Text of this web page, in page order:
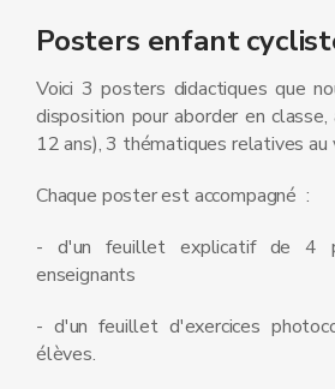
Posters enfant
Voici 3 posters didactiques que
disposition pour aborder en
12 ans), 3 thématiques relatives au
Chaque poster est accompagné :
- d'un feuillet explicatif de 4
enseignants
- d'un feuillet d'exercices
élèves.